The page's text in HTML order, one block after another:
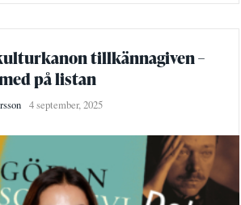
tillkännagiven –
på listan
4 september, 2025